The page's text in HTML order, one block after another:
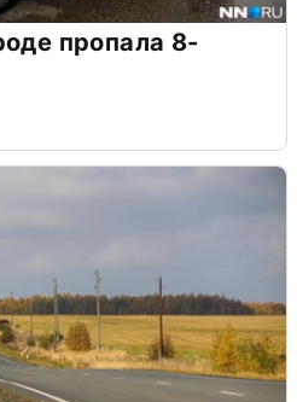
пропала 8-